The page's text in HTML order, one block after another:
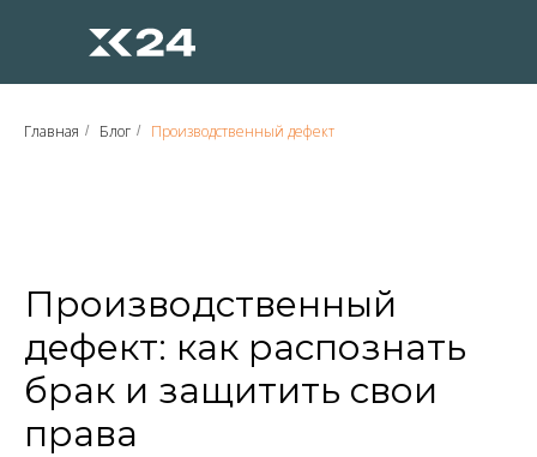
Главная / Блог / Производственный дефект
Производственный
дефект: как распознать
брак и защитить свои
права